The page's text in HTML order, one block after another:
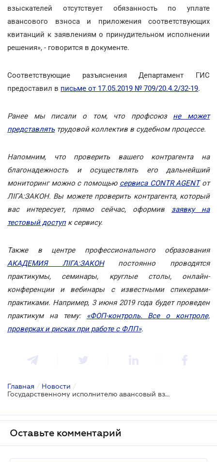
взыскателей отсутствует обязанность по уплате
авансового взноса и приложения соответствующих
квитанций к заявлениям о принудительном исполнении
решения», - говорится в документе.
Соответствующие разъяснения Департамент ГИС
предоставил в письме от 17.05.2019 № 709/20.4.2/32-19.
Ранее мы писали о том, что профсоюз не может
представлятьтрудовой коллектив в судебном процессе.
Напомним, что проверить вашего контрагента на
благонадежность и осуществлять его дальнейший
мониторинг можно с помощью сервиса CONTR AGENTот
ЛІГА:ЗАКОН. Вы можете проверить контрагента, который
вас интересует, прямо сейчас, оформив заявку на
тестовый доступк сервису.
Также в центре профессионального образования
АКАДЕМИЯ ЛІГА:ЗАКОНпостоянно проводятся
практикумы, семинары, круглые столы, онлайн-
конференции и вебинары с известными спикерами-
практиками. Например, 3 июня 2019 года будет проведен
практикум на тему:
«ФОП-контроль. Все о контроле,
проверках и рисках при работе с ФЛП».
Главная / Новости /
Государственному исполнителю авансовый взнос не уплачивается
Оставьте комментарий